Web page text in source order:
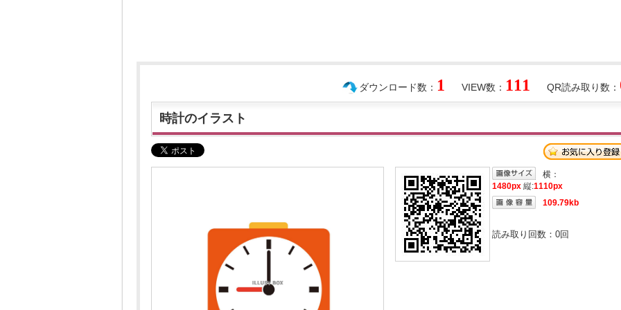
QR読み取り数：
VIEW数： 111
ダウンロード数： 1
時計のイラスト
横：
1480px 縦:1110px
109.79kb
読み取り回数： 0回